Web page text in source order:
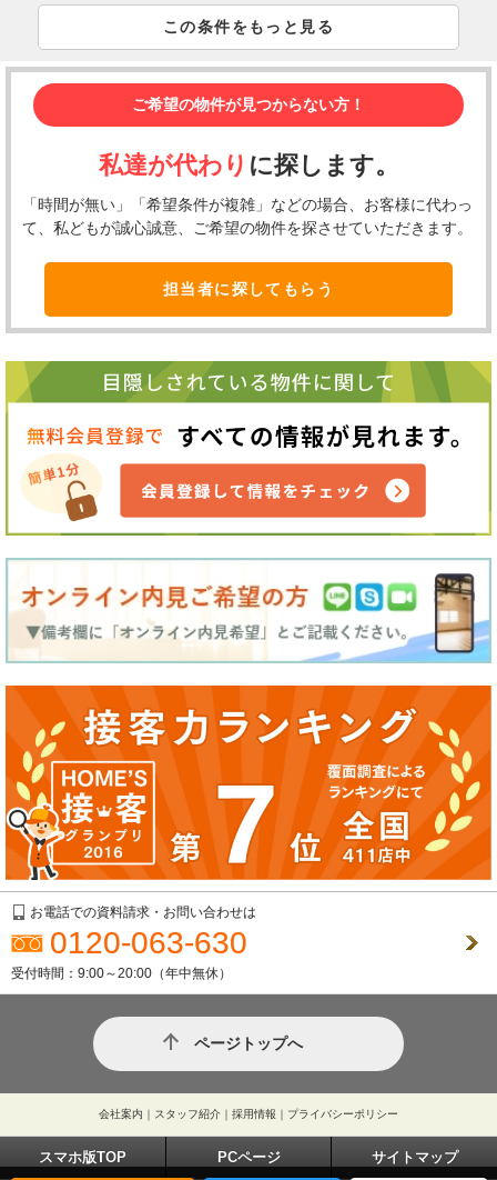
この条件をもっと見る
ご希望の物件が見つからない方！
私達が代わり に探します。
「時間が無い」「希望条件が複雑」などの場合、お客様に代わっ
て、私どもが誠心誠意、ご希望の物件を探させていただきます。
担当者に探してもらう
お電話での資料請求・お問い合わせは
0120-063-630
受付時間：9:00～20:00（年中無休）
ページトップへ
会社案内 スタッフ紹介 採用情報 プライバシーポリシー
スマホ版TOP PCページ サイトマップ